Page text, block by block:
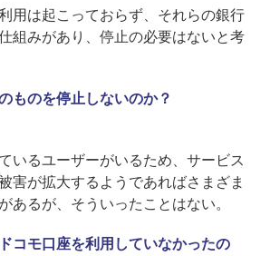
用は起こっておらず、それらの銀行
組みがあり、停止の必要はないと考
ものを停止しないのか？
いるユーザーがいるため、サービス
害が拡大するようであればさまざま
あるが、そういったことはない。
コモ口座を利用していなかったの